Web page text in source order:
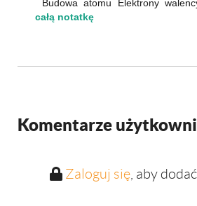
Budowa atomu Elektrony
całą notatkę
Komentarze
Zaloguj się, aby